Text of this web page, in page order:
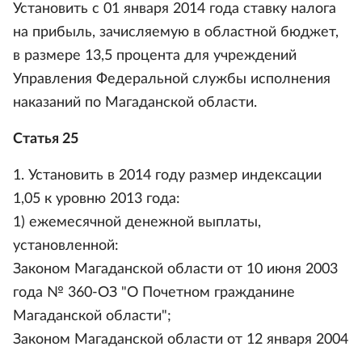
Установить с 01 января 2014 года ставку налога
на прибыль, зачисляемую в областной бюджет,
в размере 13,5 процента для учреждений
Управления Федеральной службы исполнения
наказаний по Магаданской области.
Статья 25
1. Установить в 2014 году размер индексации
1,05 к уровню 2013 года:
1) ежемесячной денежной выплаты,
установленной:
Законом Магаданской области от 10 июня 2003
года № 360-ОЗ "О Почетном гражданине
Магаданской области";
Законом Магаданской области от 12 января 2004